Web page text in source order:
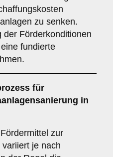
zu senken.
der Förderkonditionen
fundierte
für
in
zur
je nach